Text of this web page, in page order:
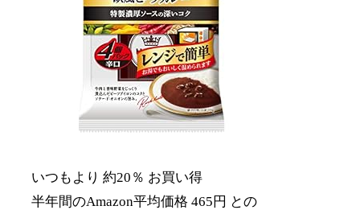
いつもより 約20％ お買い得
半年間のAmazon平均価格 465円 との